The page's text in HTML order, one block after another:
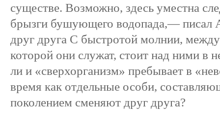
существе. Возможно, здесь уместна
брызги бушующего водопада,—
друг друга С быстротой молнии,
которой они служат, стоит над ними в
ли и «сверхорганизм» пребывает в
время как отдельные особи,
поколением сменяют друг друга?